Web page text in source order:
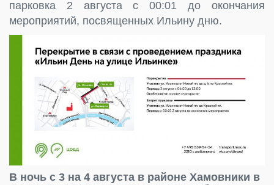
парковка 2 августа с 00:01 до окончания
мероприятий, посвященных Ильину дню.
В ночь с 3 на 4 августа в районе Хамовники в